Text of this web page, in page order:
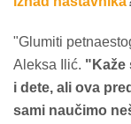
"Glumiti
Aleksa Ilić. "Kaže
i dete, ali ova
sami naučimo